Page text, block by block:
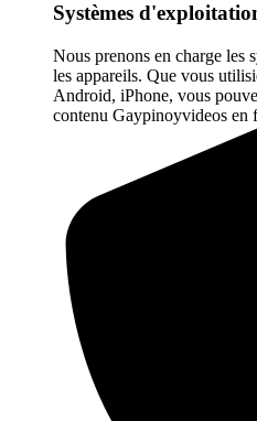
Systèmes
Nous prenons en charge les
les appareils. Que vous
Android, iPhone, vous
contenu Gaypinoyvideos en